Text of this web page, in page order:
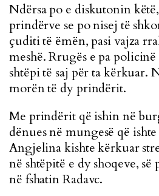
Ndërsa po e diskutonin
prindërve se po nisej të
çuditi të ëmën, pasi vajza
meshë. Rrugës e pa
shtëpi të saj për ta kërkuar.
morën të dy prindërit.
Me prindërit që ishin në
dënues në mungesë që
Angjelina kishte kërkuar
në shtëpitë e dy shoqeve, së
në fshatin Radavc.